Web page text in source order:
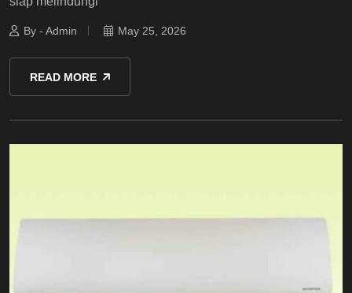
By - Admin May 25, 2026
READ MORE